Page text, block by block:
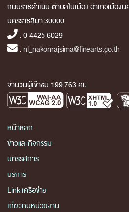
ถนนราชดำเนิน ตำบลในเมือง อำเภอเมือง
นครราชสีมา 30000
: 0 4425 6029
: nl_nakonrajsima@finearts.go.th
จำนวนผู้เข้าชม 199,763 คน
หน้าหลัก
ข่าวและกิจกรรม
นิทรรศการ
บริการ
Link เครือข่าย
เกี่ยวกับหน่วยงาน